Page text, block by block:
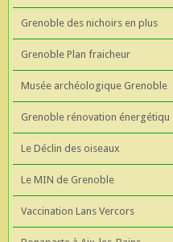
Grenoble des nichoirs en plus
Grenoble Plan fraicheur
Musée archéologique Grenoble
Grenoble rénovation énergétiqu
Le Déclin des oiseaux
Le MIN de Grenoble
Vaccination Lans Vercors